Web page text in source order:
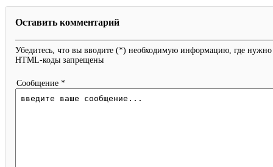
Оставить комментарий
Убедитесь, что вы вводите (*) необходимую информацию, где нужно
HTML-коды запрещены
Сообщение *